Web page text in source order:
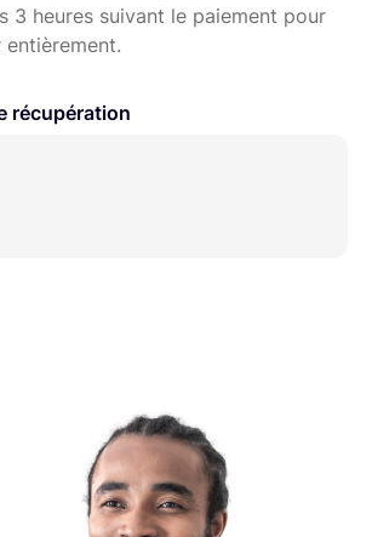
3 heures suivant le paiement pour
récupération